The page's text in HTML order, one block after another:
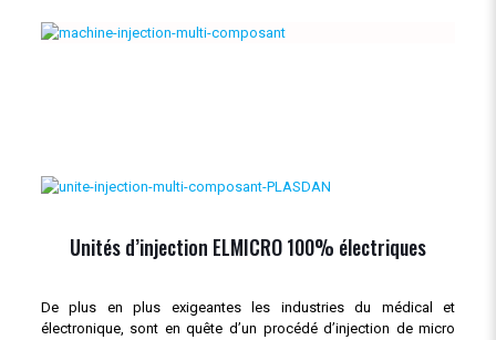
Unités d’injection ELMICRO 100% électriques
De plus en plus exigeantes les industries du médical et
électronique, sont en quête d’un procédé d’injection de micro